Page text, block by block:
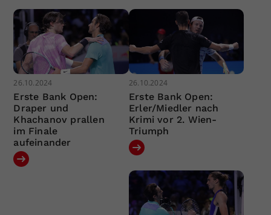
26.10.2024
Erste Bank Open:
Draper und
Khachanov prallen
im Finale
aufeinander
26.10.2024
Erste Bank Open:
Erler/Miedler nach
Krimi vor 2. Wien-
Triumph